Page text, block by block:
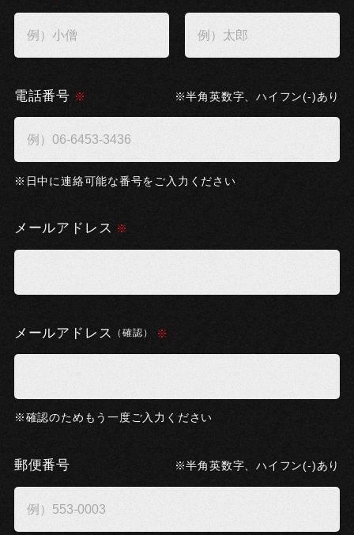
電話番号 半角英数字、ハイフン(-)あり
日中に連絡可能な番号をご入力ください
メールアドレス
メールアドレス （確認）
確認のためもう一度ご入力ください
郵便番号 半角英数字、ハイフン(-)あり